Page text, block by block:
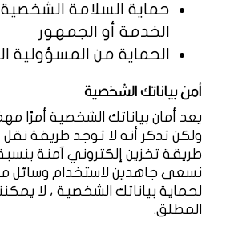
حماية السلامة
الخدمة أو الجمهور
الحماية من المسؤولية
أمن بياناتك الشخصية
يعد أمان بياناتك الشخصية أمرًا
ولكن تذكر أنه لا توجد طريقة نقل
نسعى جاهدين لاستخدام وسائل
لحماية بياناتك الشخصية ، لا
المطلق.